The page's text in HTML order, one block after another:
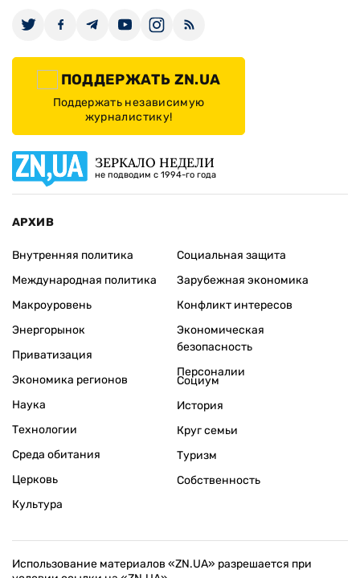
ПОДДЕРЖАТЬ ZN.UA
Поддержать независимую
журналистику!
ЗЕРКАЛО НЕДЕЛИ
не подводим с 1994-го года
АРХИВ
Внутренняя политика
Международная политика
Макроуровень
Энергорынок
Приватизация
Экономика регионов
Социальная защита
Зарубежная экономика
Конфликт интересов
Экономическая
безопасность
Персоналии
Наука
Технологии
Среда обитания
Церковь
Культура
Социум
История
Круг семьи
Туризм
Собственность
Использование материалов «ZN.UA» разрешается при